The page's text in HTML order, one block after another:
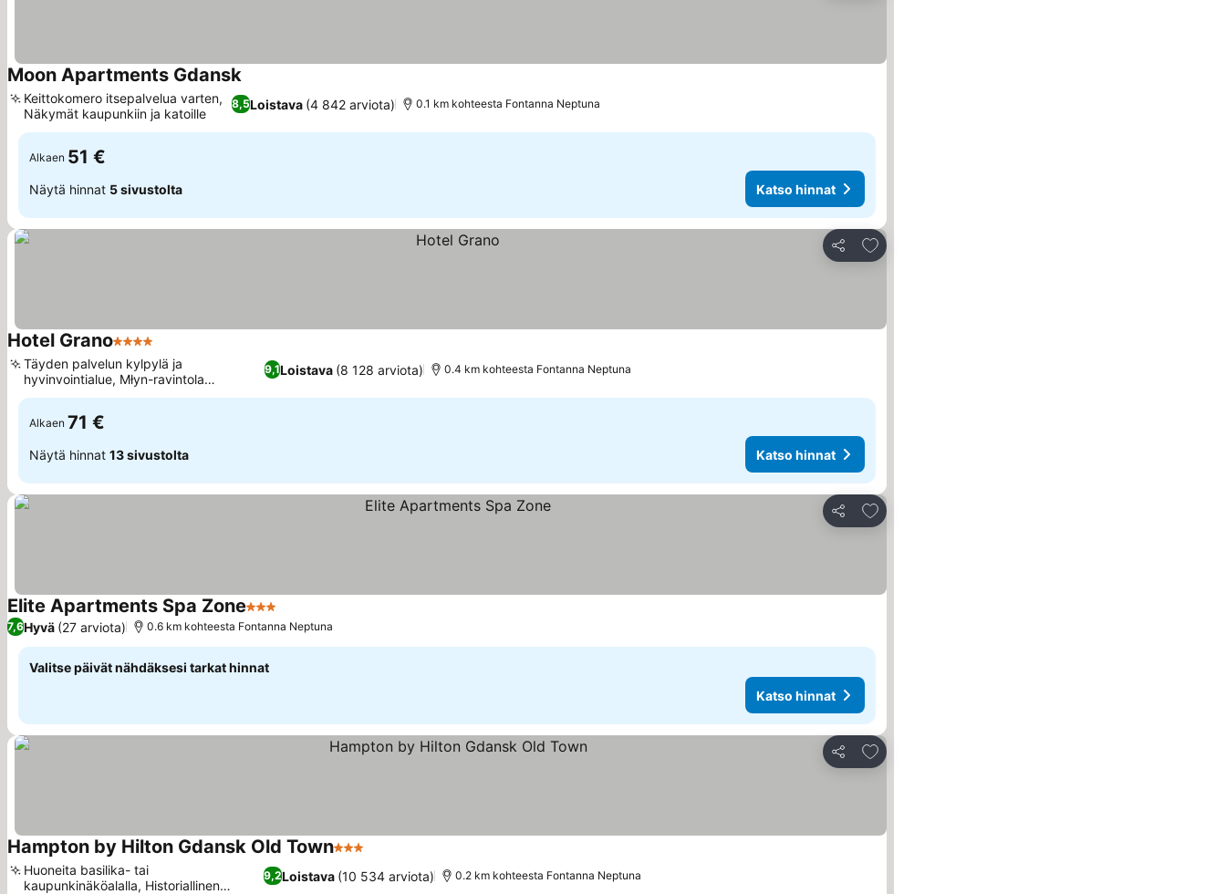
Moon Apartments Gdansk
8,5Loistava (4 842 arviota)
Keittokomero itsepalvelua varten,
Näkymät kaupunkiin ja katoille
0.1 km kohteesta Fontanna Neptuna
Alkaen 51 €
Näytä hinnat 5 sivustolta Katso hinnat
Jaa
Lisää suosikkeihin
Hotel Grano4 Tähtiluokitus
9,1Loistava (8 128 arviota)
Täyden palvelun kylpylä ja
hyvinvointialue, Młyn-ravintola
puolalaisella keittiöllä
0.4 km kohteesta Fontanna Neptuna
Alkaen 71 €
Näytä hinnat 13 sivustolta Katso hinnat
Jaa
Lisää suosikkeihin
Elite Apartments Spa Zone3 Tähtiluokitus
7,6Hyvä (27 arviota) 0.6 km kohteesta Fontanna Neptuna
Valitse päivät nähdäksesi tarkat hinnat
Katso hinnat
Jaa
Lisää suosikkeihin
Hampton by Hilton Gdansk Old Town3 Tähtiluokitus
9,2Loistava (10 534 arviota)
Huoneita basilika- tai
kaupunkinäköalalla, Historiallinen
0.2 km kohteesta Fontanna Neptuna